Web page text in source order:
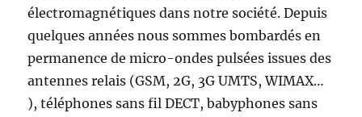
électromagnétiques dans notre société. Depuis
quelques années nous sommes bombardés en
permanence de micro-ondes pulsées issues des
antennes relais (GSM, 2G, 3G UMTS, WIMAX…
), téléphones sans fil DECT, babyphones sans